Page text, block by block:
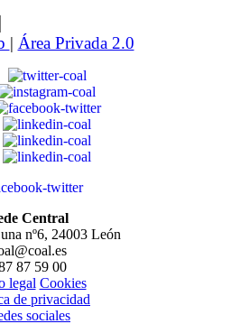
| Área Privada 2.0
Central
nº6, 24003 León
87 59 00
legal Cookies
de privacidad
sociales